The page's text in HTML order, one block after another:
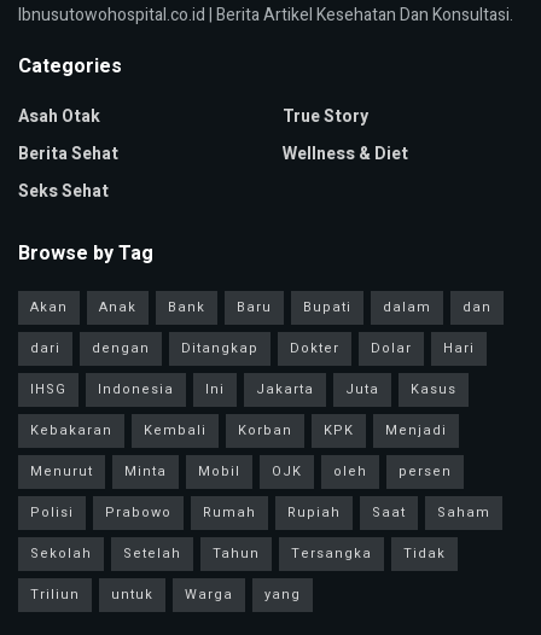
Ibnusutowohospital.co.id | Berita Artikel Kesehatan Dan Konsultasi.
Categories
Asah Otak
Berita Sehat
Seks Sehat
True Story
Wellness & Diet
Browse by Tag
Akan Anak Bank Baru Bupati dalam
dan
dari
dengan Ditangkap Dokter Dolar
Hari
IHSG
Indonesia Ini Jakarta Juta
Kasus
Kebakaran
Kembali Korban KPK
Menjadi
Menurut
Minta Mobil OJK oleh
persen
Polisi
Prabowo Rumah Rupiah Saat
Saham
Sekolah
Setelah Tahun Tersangka
Tidak
Triliun
untuk Warga yang